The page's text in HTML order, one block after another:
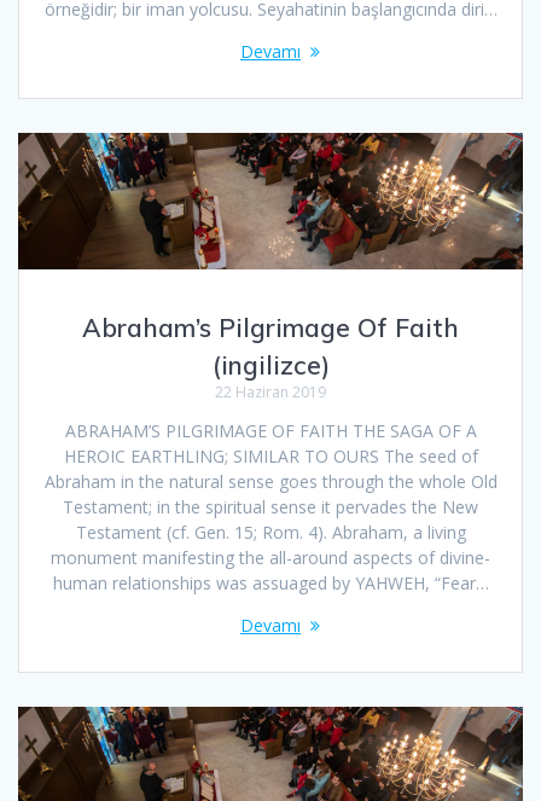
örneğidir; bir iman yolcusu. Seyahatinin başlangıcında diri…
Devamı
Abraham’s Pilgrimage Of Faith
(ingilizce)
22 Haziran 2019
ABRAHAM’S PILGRIMAGE OF FAITH THE SAGA OF A
HEROIC EARTHLING; SIMILAR TO OURS The seed of
Abraham in the natural sense goes through the whole Old
Testament; in the spiritual sense it pervades the New
Testament (cf. Gen. 15; Rom. 4). Abraham, a living
monument manifesting the all-around aspects of divine-
human relationships was assuaged by YAHWEH, “Fear…
Devamı